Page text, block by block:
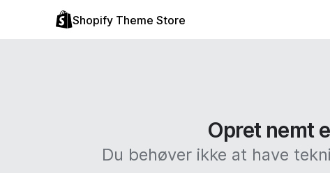
Shopify Theme Store
Opret nemt
Du behøver ikke at have